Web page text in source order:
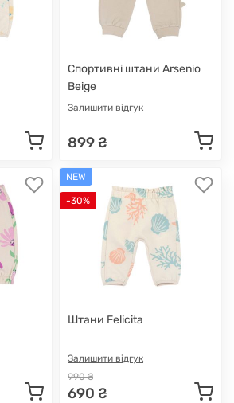
Спортивні штани Arsenio
Beige
Залишити відгук
899 ₴
NEW
-30%
Штани Felicita
Залишити відгук
990 ₴
690 ₴